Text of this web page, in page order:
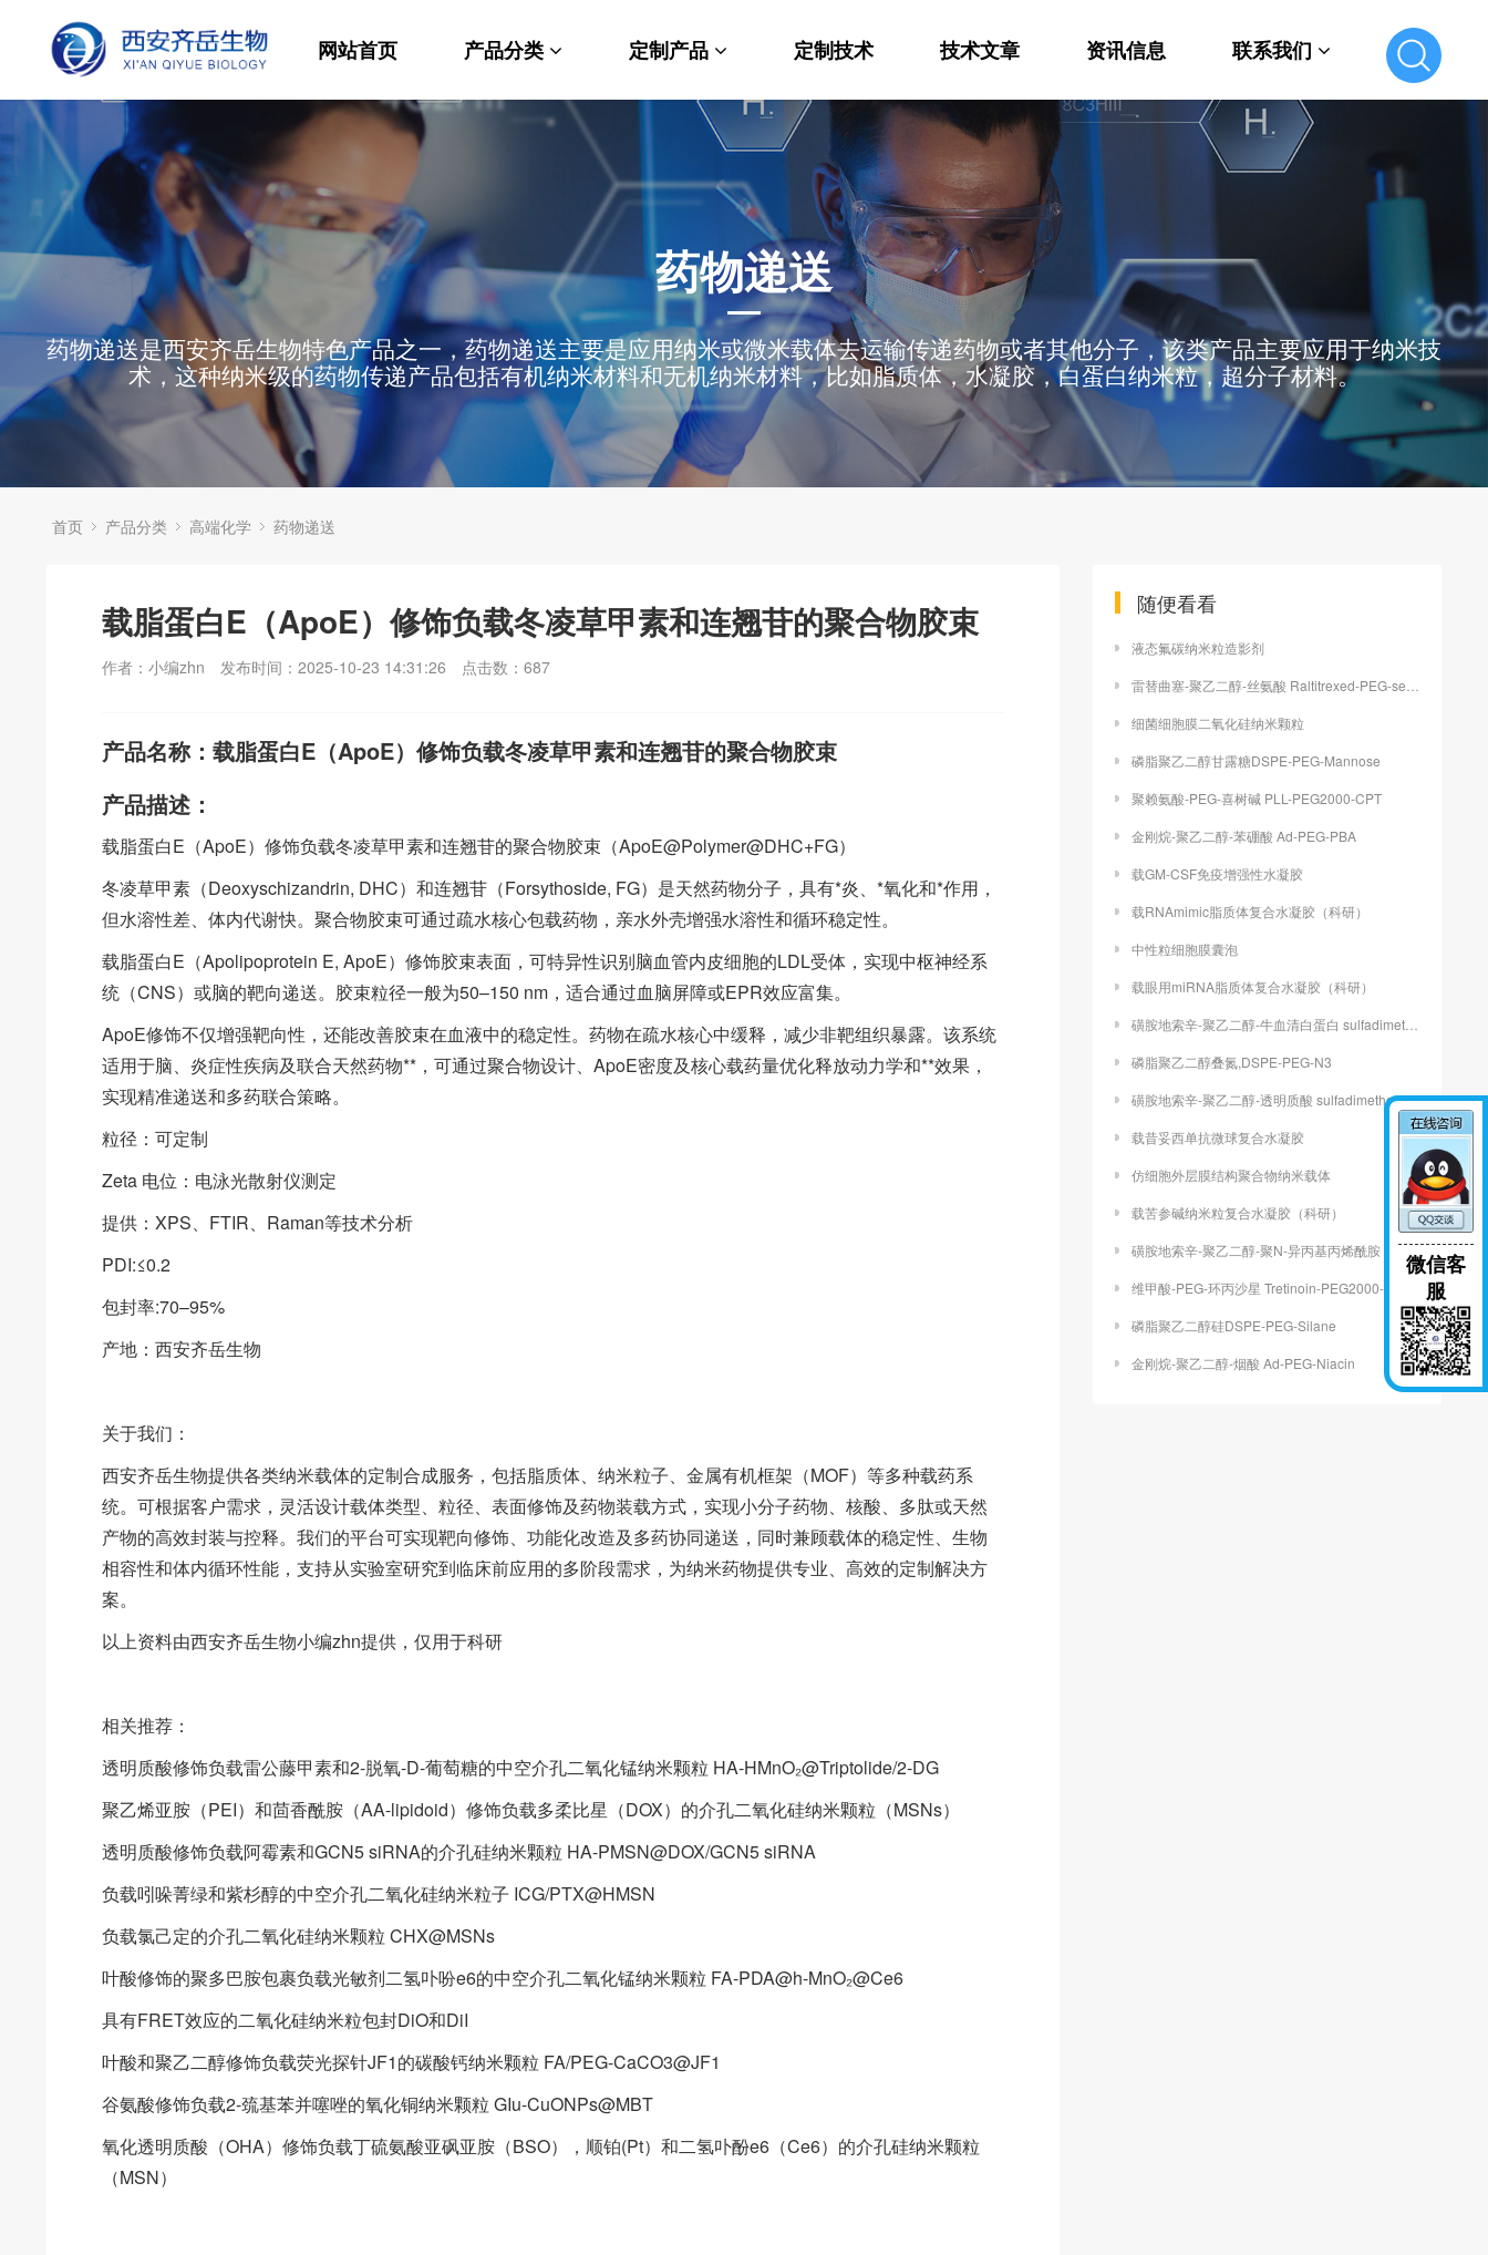
网站首页 产品分类
材料科学
生命科学
发光材料
功能性化学
分析化学
其他产品
定制产品
纳米材料定制
PEG衍生物
荧光标记定制
MOF材料定制
小分子定制
多肽定制
其他材料定制
定制技术 技术文章 资讯信息 联系我们
联系我们
药物递送
药物递送是西安齐岳生物特色产品之一，药物递送主要是应用纳米或微米载体去运输传递药物或者其他分子，该类产品主要应用于纳米技
术，这种纳米级的药物传递产品包括有机纳米材料和无机纳米材料，比如脂质体，水凝胶，白蛋白纳米粒，超分子材料。
首页 产品分类 高端化学 药物递送
载脂蛋白E（ApoE）修饰负载冬凌草甲素和连翘苷的聚合物胶束
作者：小编zhn 发布时间：2025-10-23 14:31:26 点击数： 687
产品名称：载脂蛋白E（ApoE）修饰负载冬凌草甲素和连翘苷的聚合物胶束
产品描述：
载脂蛋白E（ApoE）修饰负载冬凌草甲素和连翘苷的聚合物胶束（ApoE@Polymer@DHC+FG）
冬凌草甲素（Deoxyschizandrin, DHC）和连翘苷（Forsythoside, FG）是天然药物分子，具有*炎、*氧化和*作用，
但水溶性差、体内代谢快。聚合物胶束可通过疏水核心包载药物，亲水外壳增强水溶性和循环稳定性。
载脂蛋白E（Apolipoprotein E, ApoE）修饰胶束表面，可特异性识别脑血管内皮细胞的LDL受体，实现中枢神经系
统（CNS）或脑的靶向递送。胶束粒径一般为50–150 nm，适合通过血脑屏障或EPR效应富集。
ApoE修饰不仅增强靶向性，还能改善胶束在血液中的稳定性。药物在疏水核心中缓释，减少非靶组织暴露。该系统
适用于脑、炎症性疾病及联合天然药物**，可通过聚合物设计、ApoE密度及核心载药量优化释放动力学和**效果，
实现精准递送和多药联合策略。
粒径：可定制
Zeta 电位：电泳光散射仪测定
提供：XPS、FTIR、Raman等技术分析
PDI:≤0.2
包封率:70–95%
产地：西安齐岳生物
关于我们：
西安齐岳生物提供各类纳米载体的定制合成服务，包括脂质体、纳米粒子、金属有机框架（MOF）等多种载药系
统。可根据客户需求，灵活设计载体类型、粒径、表面修饰及药物装载方式，实现小分子药物、核酸、多肽或天然
产物的高效封装与控释。我们的平台可实现靶向修饰、功能化改造及多药协同递送，同时兼顾载体的稳定性、生物
相容性和体内循环性能，支持从实验室研究到临床前应用的多阶段需求，为纳米药物提供专业、高效的定制解决方
案。
以上资料由西安齐岳生物小编zhn提供，仅用于科研
相关推荐：
透明质酸修饰负载雷公藤甲素和2-脱氧-D-葡萄糖的中空介孔二氧化锰纳米颗粒 HA-HMnO₂@Triptolide/2-DG
聚乙烯亚胺（PEI）和茴香酰胺（AA-lipidoid）修饰负载多柔比星（DOX）的介孔二氧化硅纳米颗粒（MSNs）
透明质酸修饰负载阿霉素和GCN5 siRNA的介孔硅纳米颗粒 HA-PMSN@DOX/GCN5 siRNA
负载吲哚菁绿和紫杉醇的中空介孔二氧化硅纳米粒子 ICG/PTX@HMSN
负载氯己定的介孔二氧化硅纳米颗粒 CHX@MSNs
叶酸修饰的聚多巴胺包裹负载光敏剂二氢卟吩e6的中空介孔二氧化锰纳米颗粒 FA-PDA@h-MnO₂@Ce6
具有FRET效应的二氧化硅纳米粒包封DiO和DiI
叶酸和聚乙二醇修饰负载荧光探针JF1的碳酸钙纳米颗粒 FA/PEG-CaCO3@JF1
谷氨酸修饰负载2-巯基苯并噻唑的氧化铜纳米颗粒 GIu-CuONPs@MBT
氧化透明质酸（OHA）修饰负载丁硫氨酸亚砜亚胺（BSO），顺铂(Pt）和二氢卟酚e6（Ce6）的介孔硅纳米颗粒
（MSN）
随便看看
液态氟碳纳米粒造影剂
雷替曲塞-聚乙二醇-丝氨酸 Raltitrexed-PEG-serine
细菌细胞膜二氧化硅纳米颗粒
磷脂聚乙二醇甘露糖DSPE-PEG-Mannose
聚赖氨酸-PEG-喜树碱 PLL-PEG2000-CPT
金刚烷-聚乙二醇-苯硼酸 Ad-PEG-PBA
载GM-CSF免疫增强性水凝胶
载RNAmimic脂质体复合水凝胶（科研）
中性粒细胞膜囊泡
载眼用miRNA脂质体复合水凝胶（科研）
磺胺地索辛-聚乙二醇-牛血清白蛋白 sulfadimethoxine-PEG-BSA
磷脂聚乙二醇叠氮,DSPE-PEG-N3
磺胺地索辛-聚乙二醇-透明质酸 sulfadimethoxine-PEG-HA
载昔妥西单抗微球复合水凝胶
仿细胞外层膜结构聚合物纳米载体
载苦参碱纳米粒复合水凝胶（科研）
磺胺地索辛-聚乙二醇-聚N-异丙基丙烯酰胺 sulfadimethoxine-PEG-PNIPAAm
维甲酸-PEG-环丙沙星 Tretinoin-PEG2000-Ciprofloxacin
磷脂聚乙二醇硅DSPE-PEG-Silane
金刚烷-聚乙二醇-烟酸 Ad-PEG-Niacin
微信客
服